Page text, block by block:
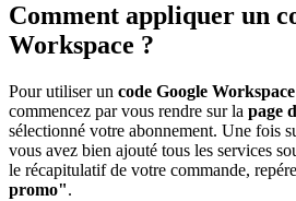
Comment appliquer un
Workspace ?
Pour utiliser un code Google Workspace
commencez par vous rendre sur la page
sélectionné votre abonnement. Une fois
vous avez bien ajouté tous les services
le récapitulatif de votre commande,
promo".